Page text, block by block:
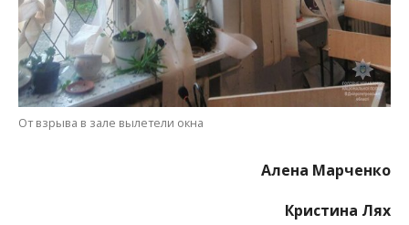
От взрыва в зале вылетели окна
Алена Марченко
Кристина Лях